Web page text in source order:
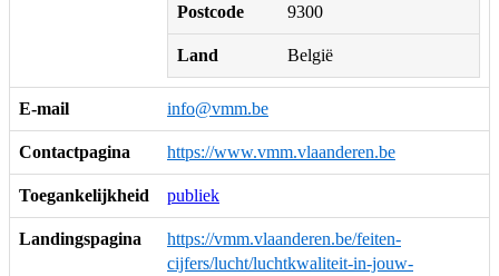
Postcode 9300
Land België
E-mail info@vmm.be
Contactpagina https://www.vmm.vlaanderen.be
Toegankelijkheid publiek
Landingspagina
https://vmm.vlaanderen.be/feiten-
cijfers/lucht/luchtkwaliteit-in-jouw-